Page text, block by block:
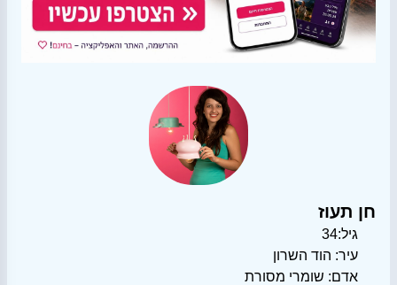
חן תעוז
גיל:34
עיר: הוד השרון
אדם: שומרי מסורת